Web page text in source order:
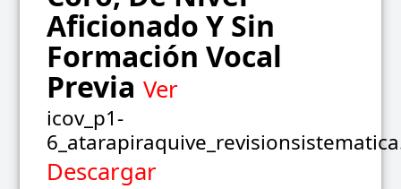
Aficionado Y Sin
Formación Vocal
Previa Ver
icov_p1-
Descargar